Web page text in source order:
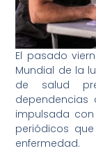
El pasado
Mundial de la
de salud
dependencias
impulsada
periódicos
enfermedad.